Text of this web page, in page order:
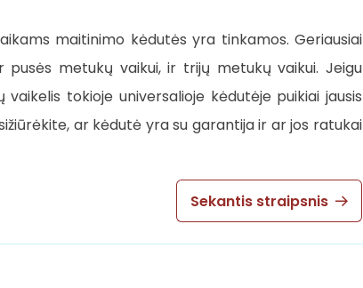
maitinimo kėdutės yra tinkamos. Geriausiai
metukų vaikui, ir trijų metukų vaikui. Jeigu
tokioje universalioje kėdutėje puikiai jausis
ar kėdutė yra su garantija ir ar jos ratukai
Sekantis straipsnis